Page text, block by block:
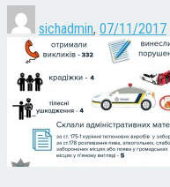
sichadmin, 07/11/2017